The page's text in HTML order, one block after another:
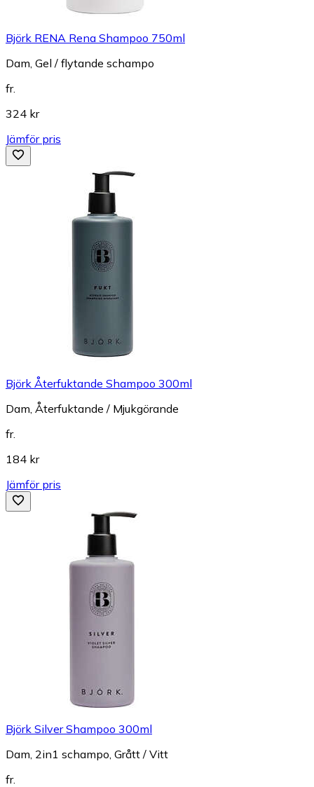
Björk RENA Rena Shampoo 750ml
Dam, Gel / flytande schampo
fr.
324 kr
Jämför pris
Björk Återfuktande Shampoo 300ml
Dam, Återfuktande / Mjukgörande
fr.
184 kr
Jämför pris
Björk Silver Shampoo 300ml
Dam, 2in1 schampo, Grått / Vitt
fr.